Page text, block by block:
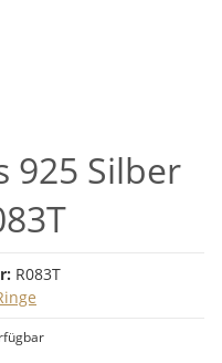
925 Silber
R083T